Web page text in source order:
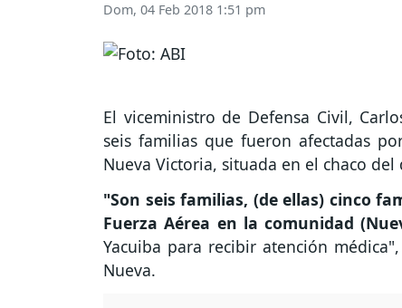
Dom, 04 Feb 2018 1:51 pm
El viceministro de Defensa Civil,
seis familias que fueron afectadas
Nueva Victoria, situada en el chaco
"Son seis familias, (de ellas) cinco
Fuerza Aérea en la comunidad
Yacuiba para recibir atención
Nueva.